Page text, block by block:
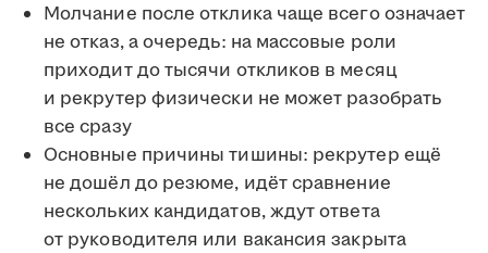
Молчание после отклика чаще всего означает
не отказ, а очередь: на массовые роли
приходит до тысячи откликов в месяц
и рекрутер физически не может разобрать
все сразу
Основные причины тишины: рекрутер ещё
не дошёл до резюме, идёт сравнение
нескольких кандидатов, ждут ответа
от руководителя или вакансия закрыта